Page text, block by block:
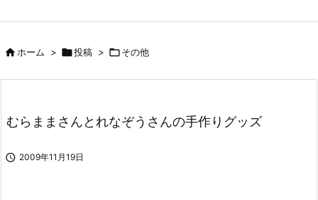
サイド

ホーム > 投稿 > その他
むらままさんとれなぞうさんの手作りグッズ
 2009年11月19日